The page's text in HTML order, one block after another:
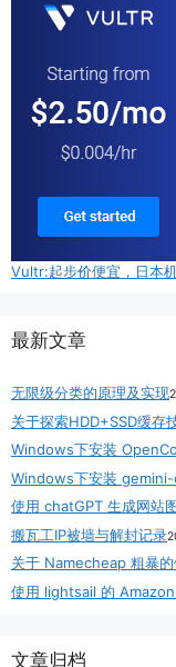
Vultr:起步价便宜，日本
最新文章
无限级分类的原理及实现
关于探索HDD+SSD缓存
Windows下安装
Windows下安装
使用 chatGPT 生成网站
搬瓦工IP被墙与解封记录
关于 Namecheap 粗暴
使用 lightsail 的
文章归档